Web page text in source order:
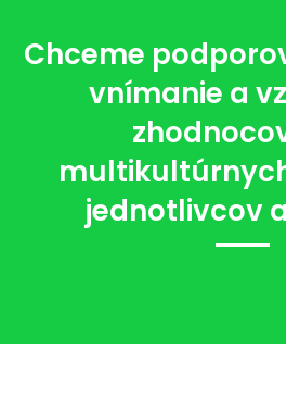
Chceme
vnímanie a
jednotlivcov